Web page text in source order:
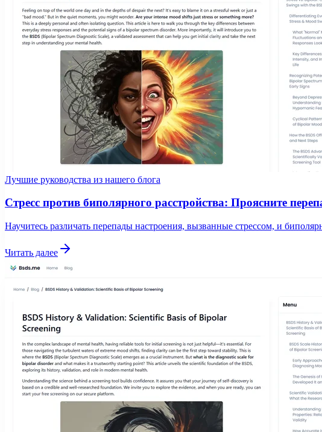
Лучшие руководства из нашего блога
Стресс против биполярного расстройства: Проясните
Научитесь различать перепады настроения, вызванные стрессом, и
Читать далее